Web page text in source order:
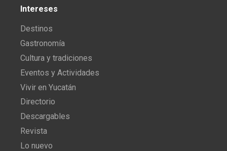
Intereses
Destinos
Gastronomía
Cultura y tradiciones
Eventos y Actividades
Vivir en Yucatán
Directorio
Descargables
Revista
Lo nuevo